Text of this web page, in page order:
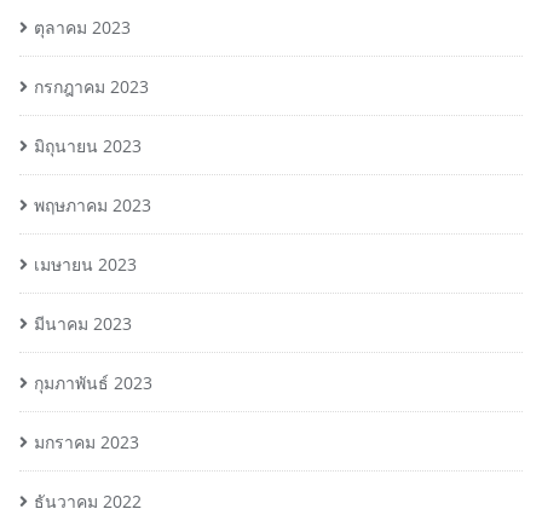
ตุลาคม 2023
กรกฎาคม 2023
มิถุนายน 2023
พฤษภาคม 2023
เมษายน 2023
มีนาคม 2023
กุมภาพันธ์ 2023
มกราคม 2023
ธันวาคม 2022